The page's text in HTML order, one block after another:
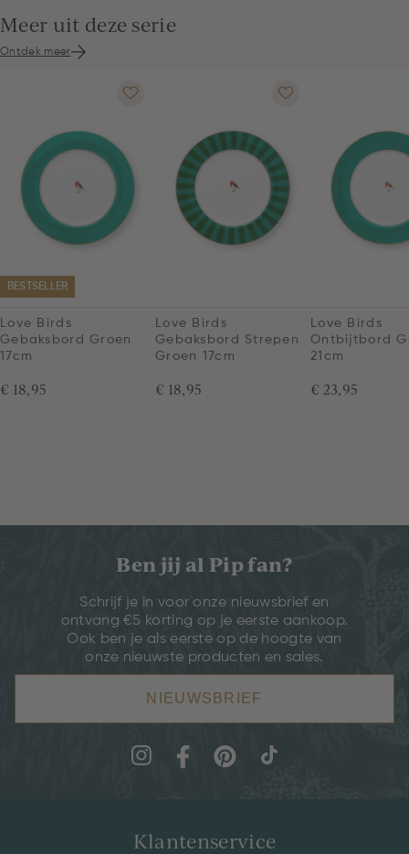
Meer uit deze serie
Ontdek meer
BESTSELLER
Love Birds
Gebaksbord Groen
17cm
€ 18,95
Love Birds
Gebaksbord Strepen
Groen 17cm
€ 18,95
Love Birds
Ontbijtbord
21cm
€ 23,95
Ben jij al Pip fan?
Schrijf je in voor onze nieuwsbrief en
ontvang €5 korting op je eerste aankoop.
Ook ben je als eerste op de hoogte van
onze nieuwste producten en sales.
NIEUWSBRIEF
Klantenservice